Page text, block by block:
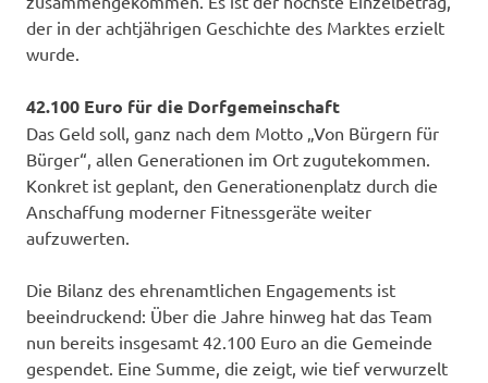
der in der achtjährigen Geschichte des Marktes erzielt
wurde.
42.100 Euro für die Dorfgemeinschaft
Das Geld soll, ganz nach dem Motto „Von Bürgern für
Bürger“, allen Generationen im Ort zugutekommen.
Konkret ist geplant, den Generationenplatz durch die
Anschaffung moderner Fitnessgeräte weiter
aufzuwerten.
Die Bilanz des ehrenamtlichen Engagements ist
beeindruckend: Über die Jahre hinweg hat das Team
nun bereits insgesamt 42.100 Euro an die Gemeinde
gespendet. Eine Summe, die zeigt, wie tief verwurzelt